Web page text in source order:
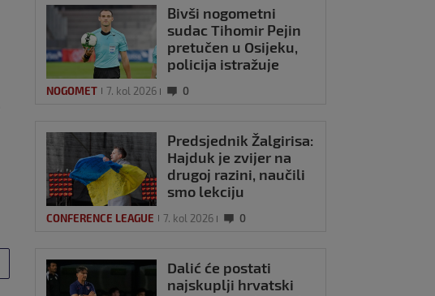
Bivši nogometni
sudac Tihomir Pejin
pretučen u Osijeku,
policija istražuje
NOGOMET 7. kol 2026 0
Predsjednik Žalgirisa:
Hajduk je zvijer na
drugoj razini, naučili
smo lekciju
CONFERENCE LEAGUE 7. kol 2026 0
Dalić će postati
najskuplji hrvatski